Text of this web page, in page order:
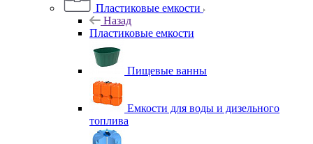
Пластиковые емкости
Назад
Пластиковые емкости
Пищевые ванны
Емкости для воды и дизельного
топлива